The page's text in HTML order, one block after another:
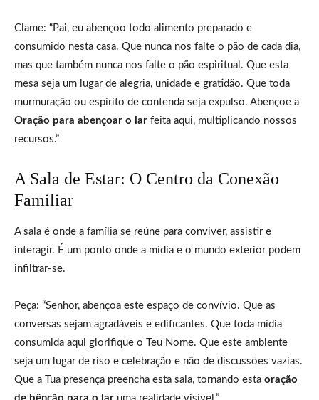
Clame: “Pai, eu abençoo todo alimento preparado e
consumido nesta casa. Que nunca nos falte o pão de cada dia,
mas que também nunca nos falte o pão espiritual. Que esta
mesa seja um lugar de alegria, unidade e gratidão. Que toda
murmuração ou espírito de contenda seja expulso. Abençoe a
Oração para abençoar o lar feita aqui, multiplicando nossos
recursos.”
A Sala de Estar: O Centro da Conexão
Familiar
A sala é onde a família se reúne para conviver, assistir e
interagir. É um ponto onde a mídia e o mundo exterior podem
infiltrar-se.
Peça: “Senhor, abençoa este espaço de convívio. Que as
conversas sejam agradáveis e edificantes. Que toda mídia
consumida aqui glorifique o Teu Nome. Que este ambiente
seja um lugar de riso e celebração e não de discussões vazias.
Que a Tua presença preencha esta sala, tornando esta oração